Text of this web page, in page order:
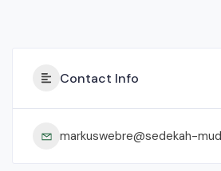
Contact Info
markuswebre@sedekah-